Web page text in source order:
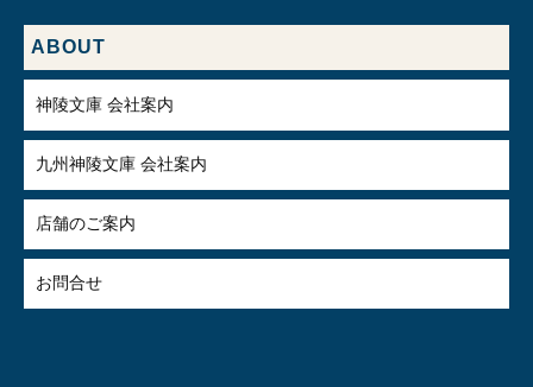
ABOUT
神陵文庫 会社案内
九州神陵文庫 会社案内
店舗のご案内
お問合せ